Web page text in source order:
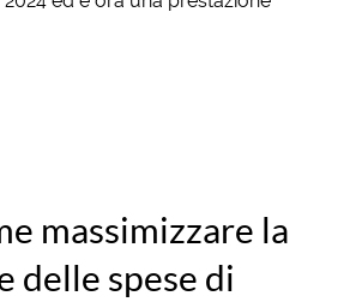
massimizzare la
delle spese di